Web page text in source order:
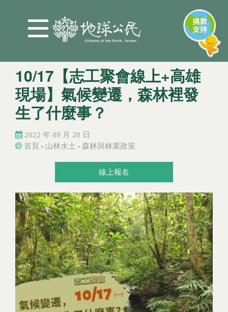
10/17【志工聚會線上+高雄
現場】氣候變遷，森林裡發
生了什麼事？
2022 年 09 月 28 日
您在這裡
首頁 » 山林水土 » 森林與林業政策
線上報名